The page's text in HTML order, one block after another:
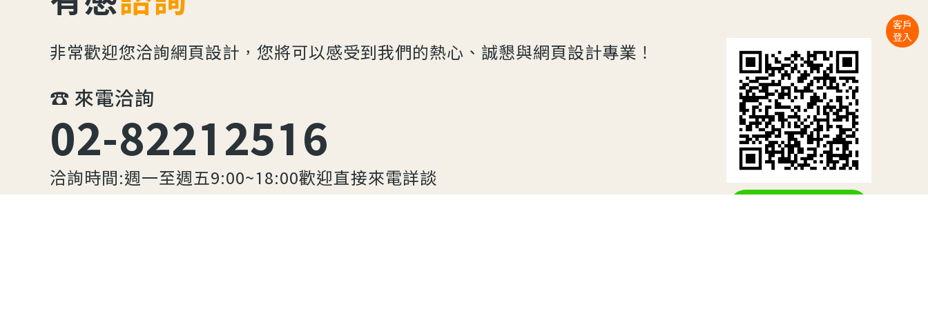
客戶
登入
非常歡迎您洽詢網頁設計，您將可以感受到我們的熱心、誠懇與網頁設計專業！
☎︎ 來電洽詢
02-82212516
洽詢時間:週一至週五9:00~18:00歡迎直接來電詳談